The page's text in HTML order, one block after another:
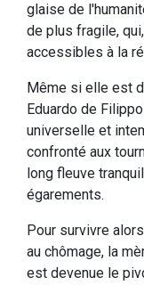
glaise de
de plus fragile,
accessibles à la
Même si elle est
Eduardo de
universelle et
confronté aux
long fleuve
égarements.
Pour survivre
au chômage, la
est devenue le